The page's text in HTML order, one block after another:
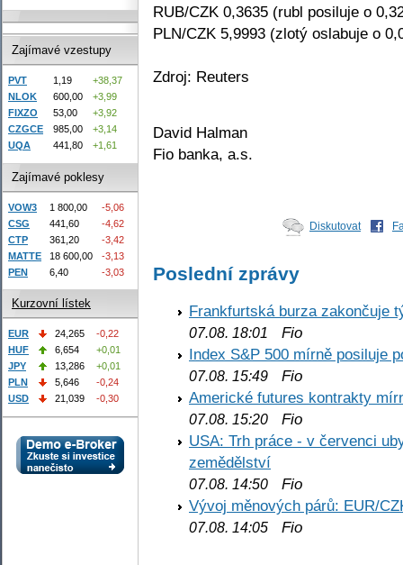
RUB/CZK 0,3635 (rubl posiluje o
PLN/CZK 5,9993 (zlotý oslabuje o
Zdroj: Reuters
David Halman
Fio banka, a.s.
Diskutovat
Poslední zprávy
Frankfurtská burza zakončuje
07.08. 18:01
Fio
Index S&P 500 mírně posiluje
07.08. 15:49 Fio
Americké futures kontrakty
07.08. 15:20 Fio
USA: Trh práce - v červenci
zemědělství
07.08. 14:50 Fio
Vývoj měnových párů: EUR/
07.08. 14:05 Fio
Zajímavé vzestupy
PVT 1,19
+38,37
NLOK
600,00
+3,99
FIXZO
53,00
+3,92
CZGCE
985,00
+3,14
UQA
441,80 +1,61
Zajímavé poklesy
VOW3 1 800,00
-5,06
CSG
441,60
-4,62
CTP
361,20
-3,42
MATTE
18 600,00
-3,13
PEN
6,40 -3,03
Kurzovní lístek
EUR 24,265
-0,22
HUF
6,654
+0,01
JPY
13,286
+0,01
PLN
5,646
-0,24
USD
21,039 -0,30